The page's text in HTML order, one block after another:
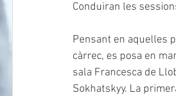
Conduiran les
Pensant en aquelles
càrrec, es posa en
sala Francesca de
Sokhatskyy. La